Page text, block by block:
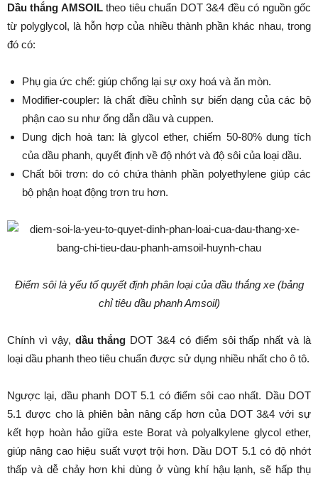
Dầu thắng AMSOILtheo tiêu chuẩn DOT 3&4 đều có nguồn gốc
từ polyglycol, là hỗn hợp của nhiều thành phần khác nhau, trong
đó có:
Phụ gia ức chế: giúp chống lại sự oxy hoá và ăn mòn.
Modifier-coupler: là chất điều chỉnh sự biến dạng của các bộ
phận cao su như ống dẫn dầu và cuppen.
Dung dịch hoà tan: là glycol ether, chiếm 50-80% dung tích
của dầu phanh, quyết định về độ nhớt và độ sôi của loại dầu.
Chất bôi trơn: do có chứa thành phần polyethylene giúp các
bộ phận hoạt động trơn tru hơn.
Điểm sôi là yếu tố quyết định phân loại của dầu thắng xe (bảng
chỉ tiêu dầu phanh Amsoil)
Chính vì vậy, dầu thắng DOT 3&4 có điểm sôi thấp nhất và là
loại dầu phanh theo tiêu chuẩn được sử dụng nhiều nhất cho ô tô.
Ngược lại, dầu phanh DOT 5.1 có điểm sôi cao nhất. Dầu DOT
5.1 được cho là phiên bản nâng cấp hơn của DOT 3&4 với sự
kết hợp hoàn hảo giữa este Borat và polyalkylene glycol ether,
giúp nâng cao hiệu suất vượt trội hơn. Dầu DOT 5.1 có độ nhớt
thấp và dễ chảy hơn khi dùng ở vùng khí hậu lạnh, sẽ hấp thụ